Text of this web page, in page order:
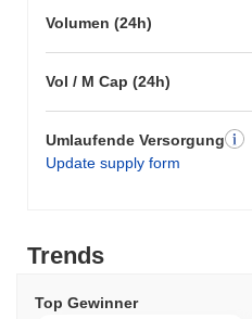
Volumen (24h)
Vol / M Cap (24h)
Umlaufende Versorgung
Update supply form
Trends
Top Gewinner